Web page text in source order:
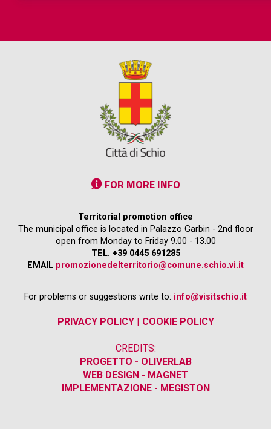
FOR MORE INFO
Territorial promotion office
The municipal office is located in Palazzo Garbin - 2nd floor
open from Monday to Friday 9.00 - 13.00
TEL. +39 0445 691285
EMAIL promozionedelterritorio@comune.schio.vi.it
For problems or suggestions write to: info@visitschio.it
PRIVACY POLICY| COOKIE POLICY
CREDITS:
PROGETTO - OLIVERLAB
WEB DESIGN - MAGNET
IMPLEMENTAZIONE - MEGISTON